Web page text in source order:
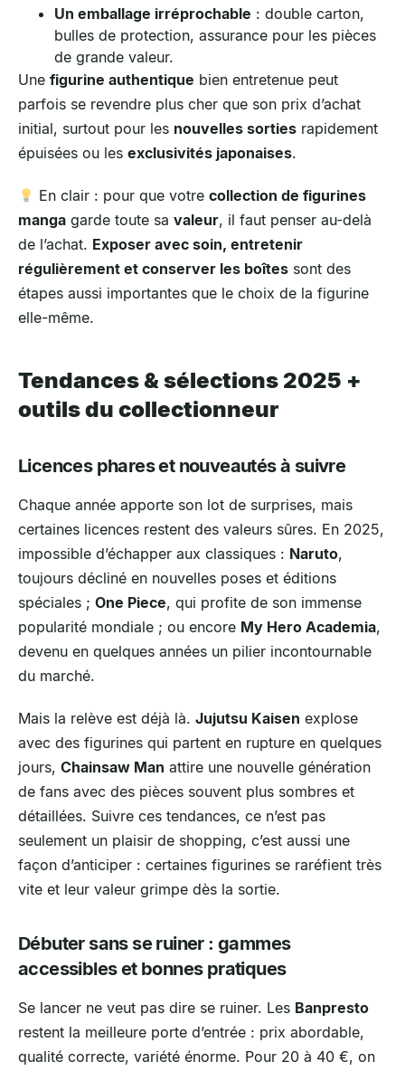
Un emballage irréprochable : double carton,
bulles de protection, assurance pour les pièces
de grande valeur.
Une figurine authentique bien entretenue peut
parfois se revendre plus cher que son prix d’achat
initial, surtout pour les nouvelles sorties rapidement
épuisées ou les exclusivités japonaises.
En clair : pour que votrecollection de figurines
manga garde toute sa valeur, il faut penser au-delà
de l’achat. Exposer avec soin, entretenir
régulièrement et conserver les boîtes sont des
étapes aussi importantes que le choix de la figurine
elle-même.
Tendances & sélections 2025 +
outils du collectionneur
Licences phares et nouveautés à suivre
Chaque année apporte son lot de surprises, mais
certaines licences restent des valeurs sûres. En 2025,
impossible d’échapper aux classiques : Naruto,
toujours décliné en nouvelles poses et éditions
spéciales ; One Piece, qui profite de son immense
popularité mondiale ; ou encore My Hero Academia,
devenu en quelques années un pilier incontournable
du marché.
Mais la relève est déjà là. Jujutsu Kaisen explose
avec des figurines qui partent en rupture en quelques
jours, Chainsaw Man attire une nouvelle génération
de fans avec des pièces souvent plus sombres et
détaillées. Suivre ces tendances, ce n’est pas
seulement un plaisir de shopping, c’est aussi une
façon d’anticiper : certaines figurines se raréfient très
vite et leur valeur grimpe dès la sortie.
Débuter sans se ruiner : gammes
accessibles et bonnes pratiques
Se lancer ne veut pas dire se ruiner. Les Banpresto
restent la meilleure porte d’entrée : prix abordable,
qualité correcte, variété énorme. Pour 20 à 40 €, on